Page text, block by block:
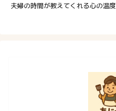
夫婦の時間が教えてくれる心の温度